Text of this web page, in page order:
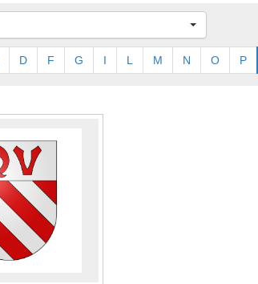
D F G I L M N O P